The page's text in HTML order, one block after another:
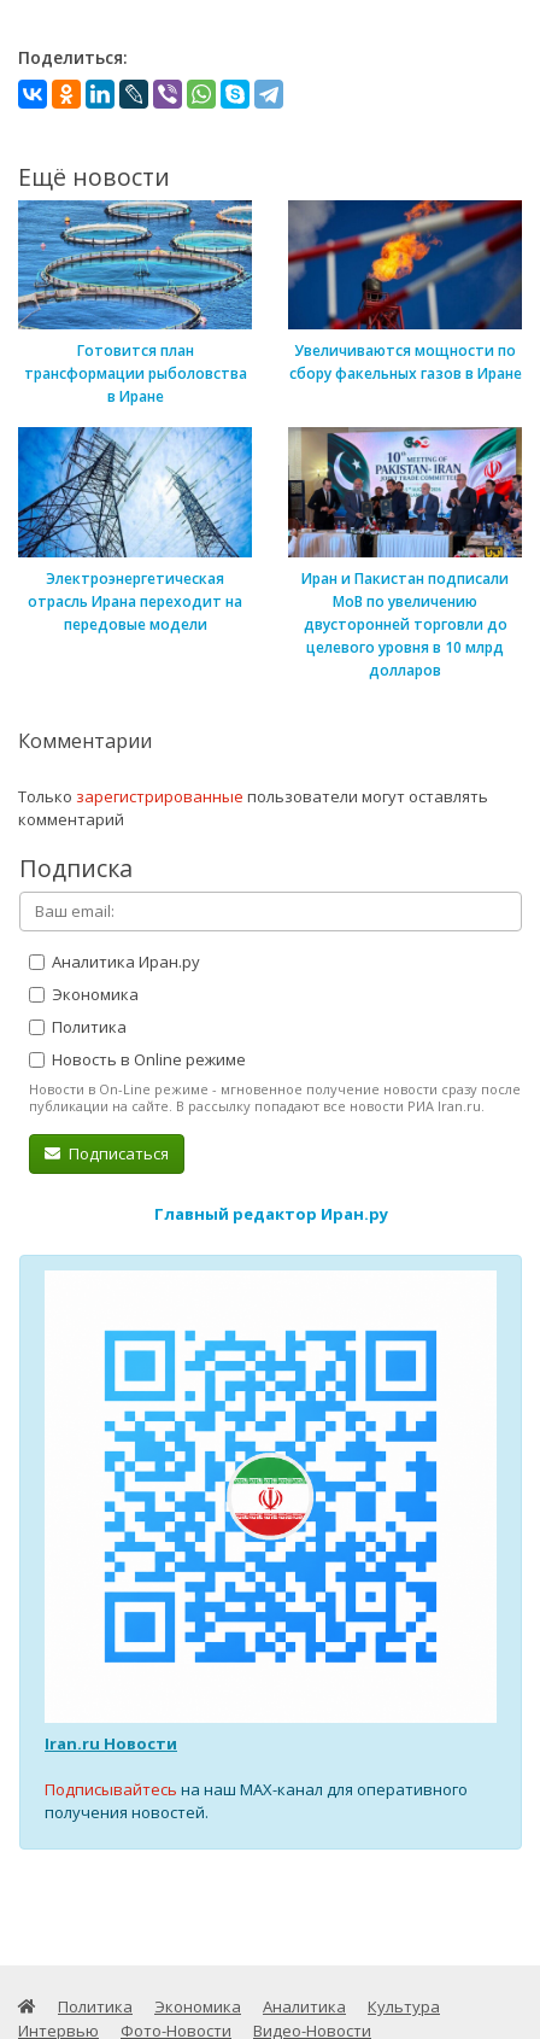
Поделиться:
Ещё новости
Готовится план
трансформации рыболовства
в Иране
Увеличиваются мощности по
сбору факельных газов в Иране
Электроэнергетическая
отрасль Ирана переходит на
передовые модели
Иран и Пакистан подписали
МоВ по увеличению
двусторонней торговли до
целевого уровня в 10 млрд
долларов
Комментарии
Только зарегистрированные пользователи могут оставлять
комментарий
Подписка
Аналитика Иран.ру
Экономика
Политика
Новость в Online режиме
Новости в On-Line режиме - мгновенное получение новости сразу после
публикации на сайте. В рассылку попадают все новости РИА Iran.ru.
Подписаться
Главный редактор Иран.ру
Iran.ru Новости
Подписывайтесь на наш MAX-канал для оперативного
получения новостей.
Политика Экономика Аналитика
Культура
Интервью
Фото-Новости Видео-Новости